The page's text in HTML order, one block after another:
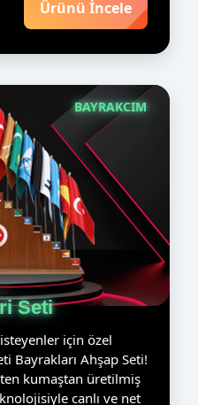
Ürünü İncele
BAYRAKCIM
Seti
için özel
Bayrakları Ahşap Seti!
kumaştan üretilmiş
canlı ve net